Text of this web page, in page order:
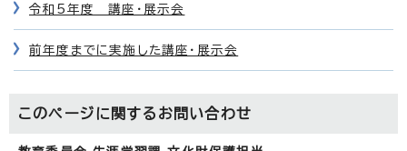
令和5年度 講座・展示会
前年度までに実施した講座・展示会
このページに関する お問い合わせ